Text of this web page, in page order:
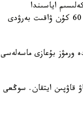
اياسىندا
توقتاتىلعان بولاتىن. بۇل كەلىسىم تۇپكىلىكتى مامىلە جاساۋ جونىندەگى كەلىسسوزدەرگە 60 كۇن ۋاقىت بەرۋدى
ورمۋز بۇعازى ماسەلەسى
قاۋپىن ايتقان. سوڭعى